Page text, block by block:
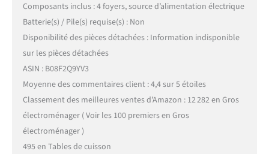
Composants inclus : 4 foyers, source d’alimentation électrique
Batterie(s) / Pile(s) requise(s) : Non
Disponibilité des pièces détachées : Information indisponible
sur les pièces détachées
ASIN : B08F2Q9YV3
Moyenne des commentaires client : 4,4 sur 5 étoiles
Classement des meilleures ventes d’Amazon : 12 282 en Gros
électroménager ( Voir les 100 premiers en Gros
électroménager )
495 en Tables de cuisson